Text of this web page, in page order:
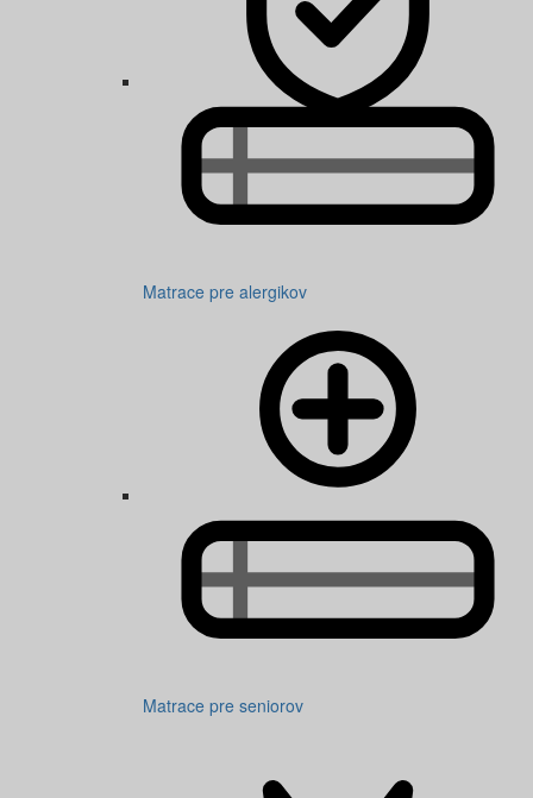
Matrace pre alergikov
Matrace pre seniorov